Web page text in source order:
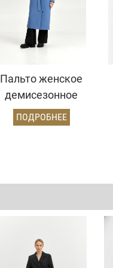
Пальто женское
демисезонное
26102 (серо-
голубой)
ПОДРОБНЕЕ